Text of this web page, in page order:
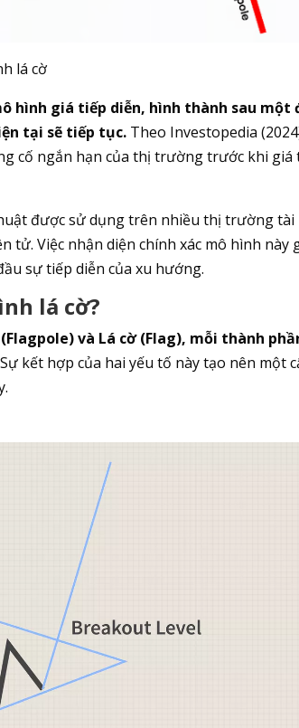
lá cờ
hình giá tiếp diễn, hình thành sau một
tại sẽ tiếp tục. Theo Investopedia
cố ngắn hạn của thị trường trước khi giá
được sử dụng trên nhiều thị trường tài
tử. Việc nhận diện chính xác mô hình này
sự tiếp diễn của xu hướng.
lá cờ?
và Lá cờ (Flag), mỗi thành
Sự kết hợp của hai yếu tố này tạo nên một